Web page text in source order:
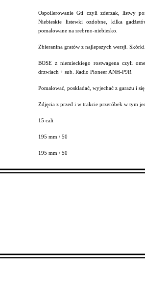
Ospoilerowanie Gti czyli zderzak, listwy
Niebieskie listewki ozdobne, kilka
pomalowane na srebrno-niebiesko.
Zbieranina gratów z najlepszych wersji.
BOSE z niemieckiego rostwagena czyli
drzwiach + sub. Radio Pioneer ANH-P9R
Pomalować, poskładać, wyjechać z garażu i
Zdjęcia z przed i w trakcie przeróbek w tym
15 cali
195 mm / 50
195 mm / 50